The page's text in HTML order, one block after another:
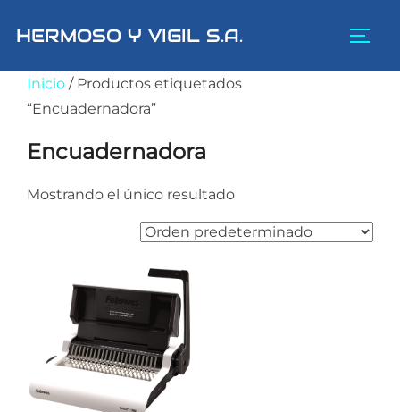
HERMOSO Y VIGIL S.A.
Inicio / Productos etiquetados
“Encuadernadora”
Encuadernadora
Mostrando el único resultado